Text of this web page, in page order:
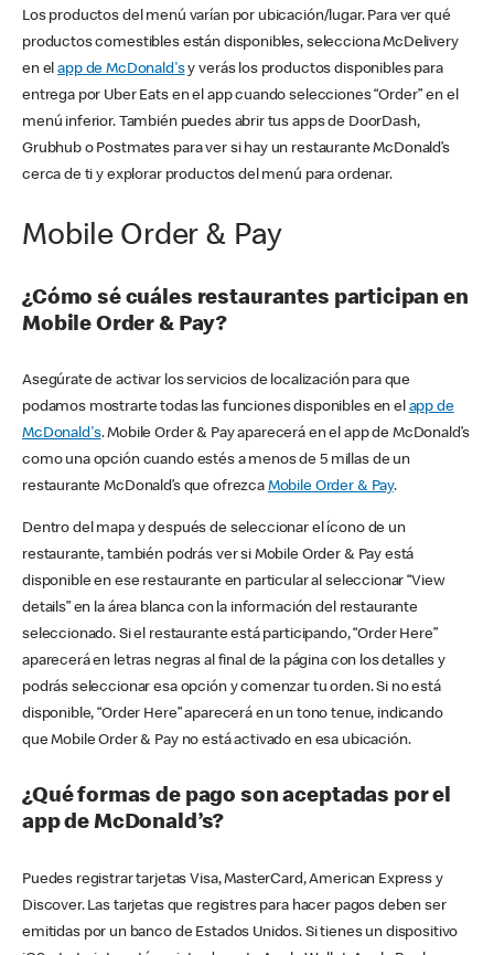
Los productos del menú varían por ubicación/lugar. Para ver qué
productos comestibles están disponibles, selecciona McDelivery
en elapp de McDonald'sy verás los productos disponibles para
entrega por Uber Eats en el app cuando selecciones “Order” en el
menú inferior. También puedes abrir tus apps de DoorDash,
Grubhub o Postmates para ver si hay un restaurante McDonald’s
cerca de ti y explorar productos del menú para ordenar.
Mobile Order & Pay
¿Cómo sé cuáles restaurantes participan en
Mobile Order & Pay?
Asegúrate de activar los servicios de localización para que
podamos mostrarte todas las funciones disponibles en el app de
McDonald's. Mobile Order & Pay aparecerá en el app de McDonald’s
como una opción cuando estés a menos de 5 millas de un
restaurante McDonald’s que ofrezca Mobile Order & Pay.
Dentro del mapa y después de seleccionar el ícono de un
restaurante, también podrás ver si Mobile Order & Pay está
disponible en ese restaurante en particular al seleccionar “View
details” en la área blanca con la información del restaurante
seleccionado. Si el restaurante está participando, “Order Here”
aparecerá en letras negras al final de la página con los detalles y
podrás seleccionar esa opción y comenzar tu orden. Si no está
disponible, “Order Here” aparecerá en un tono tenue, indicando
que Mobile Order & Pay no está activado en esa ubicación.
¿Qué formas de pago son aceptadas por el
app de McDonald’s?
Puedes registrar tarjetas Visa, MasterCard, American Express y
Discover. Las tarjetas que registres para hacer pagos deben ser
emitidas por un banco de Estados Unidos. Si tienes un dispositivo